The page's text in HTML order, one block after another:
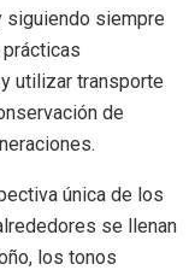
siguiendo siempre
utilizar transporte
de
única de los
se llenan
los tonos